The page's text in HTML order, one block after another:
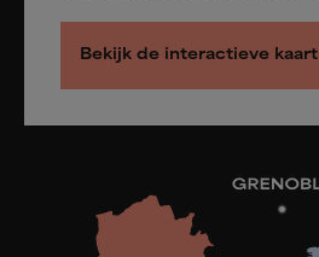
Bekijk de interactieve kaart